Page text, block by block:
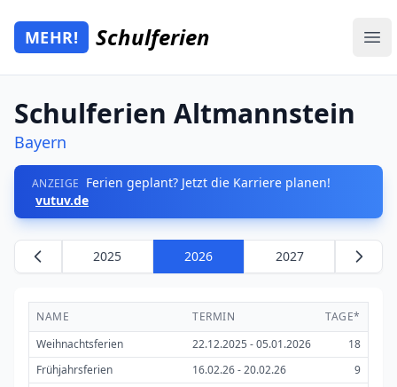
Zum Hauptinhalt springen
Mehr Schulferien
MEHR! Schulferien
Schulferien Altmannstein
Bayern
ANZEIGE Ferien geplant? Jetzt die Karriere planen!
vutuv.de
2025 2026 2027
NAME TERMIN
TAGE*
Weihnachtsferien
22.12.2025 - 05.01.2026
18
Frühjahrsferien
16.02.26 - 20.02.26
9